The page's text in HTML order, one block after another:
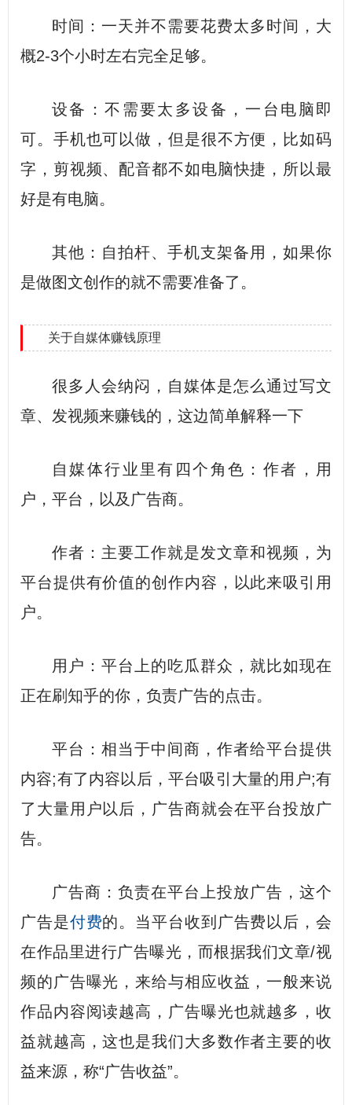
时间：一天并不需要花费太多时间，大
概2-3个小时左右完全足够。
设备：不需要太多设备，一台电脑即
可。手机也可以做，但是很不方便，比如码
字，剪视频、配音都不如电脑快捷，所以最
好是有电脑。
其他：自拍杆、手机支架备用，如果你
是做图文创作的就不需要准备了。
关于自媒体赚钱原理
很多人会纳闷，自媒体是怎么通过写文
章、发视频来赚钱的，这边简单解释一下
自媒体行业里有四个角色：作者，用
户，平台，以及广告商。
作者：主要工作就是发文章和视频，为
平台提供有价值的创作内容，以此来吸引用
户。
用户：平台上的吃瓜群众，就比如现在
正在刷知乎的你，负责广告的点击。
平台：相当于中间商，作者给平台提供
内容;有了内容以后，平台吸引大量的用户;有
了大量用户以后，广告商就会在平台投放广
告。
广告商：负责在平台上投放广告，这个
广告是付费的。当平台收到广告费以后，会
在作品里进行广告曝光，而根据我们文章/视
频的广告曝光，来给与相应收益，一般来说
作品内容阅读越高，广告曝光也就越多，收
益就越高，这也是我们大多数作者主要的收
益来源，称“广告收益”。